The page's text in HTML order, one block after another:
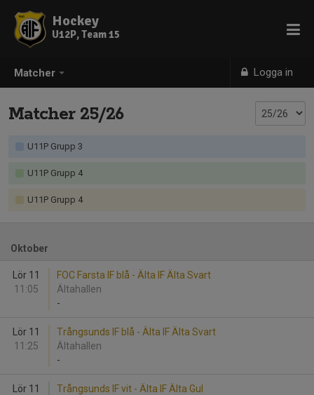
Matcher Logga in
Hockey
U12P, Team 15
Matcher 25/26
U11P Grupp 3
U11P Grupp 4
U11P Grupp 4
Oktober
Lör 11
11:05
FOC Farsta IF blå - Älta IF Älta Svart
Ältahallen
-
Lör 11
11:25
Trångsunds IF blå - Älta IF Älta Svart
Ältahallen
-
Lör 11
Trångsunds IF vit - Älta IF Älta Gul